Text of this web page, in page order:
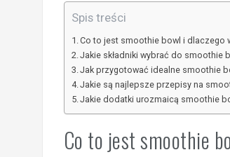
Spis treści
Co to jest smoothie bowl i dlaczego
Jakie składniki wybrać do smoothie
Jak przygotować idealne smoothie
Jakie są najlepsze przepisy na
Jakie dodatki urozmaicą smoothie
Co to jest smoothie